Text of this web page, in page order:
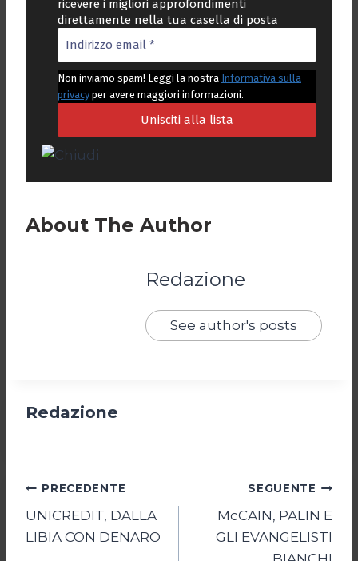
ricevere i migliori approfondimenti
direttamente nella tua casella di posta
Non inviamo spam! Leggi la nostra Informativa sulla
privacy per avere maggiori informazioni.
About The Author
Redazione
See author's posts
Redazione
Navigazione
articoli
PRECEDENTE
UNICREDIT, DALLA
LIBIA CON DENARO
SEGUENTE
McCAIN, PALIN E
GLI EVANGELISTI